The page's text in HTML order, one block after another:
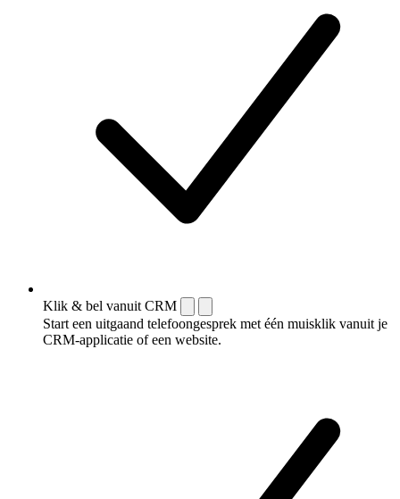
Klik & bel vanuit CRM
Start een uitgaand telefoongesprek met één muisklik vanuit je
CRM-applicatie of een website.